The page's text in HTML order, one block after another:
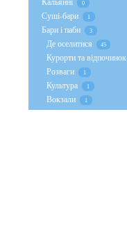
Кальянні 0
Суші-бари 1
Бари і паби 3
Де оселитися 45
Курорти та відпочинок
Розваги 1
Культура 1
Вокзали 1